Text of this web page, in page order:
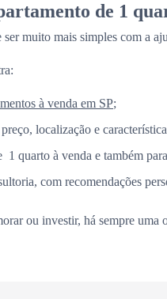
de 1
muito mais simples com a
à venda em SP;
localização e
1 quarto à venda e também
com recomendações
ou investir, há sempre uma